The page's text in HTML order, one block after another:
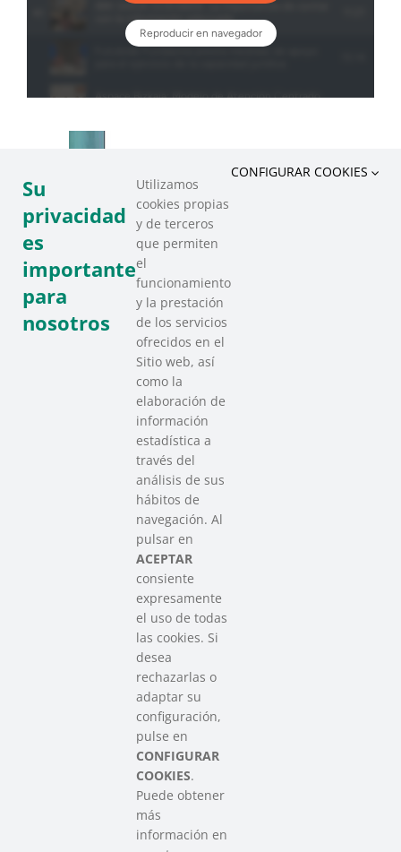
SAREEN SAREA
Asociación que agrupa a las redes
del Tercer Sector Social en Euskadi
Contacto
info@sareensarea.eu
Iparraguirre, 9 lonja – 48009 Bilbao
946 569 230
Colabora
Su
privacidad
es
importante
para
nosotros
Utilizamos
cookies propias
y de terceros
que permiten
el
funcionamiento
y la prestación
de los servicios
ofrecidos en el
Sitio web, así
como la
elaboración de
información
estadística a
través del
análisis de sus
hábitos de
navegación. Al
pulsar en
ACEPTAR
consiente
expresamente
el uso de todas
las cookies. Si
desea
rechazarlas o
adaptar su
configuración,
pulse en
CONFIGURAR
COOKIES.
Puede obtener
más
información en
CONFIGURAR COOKIES